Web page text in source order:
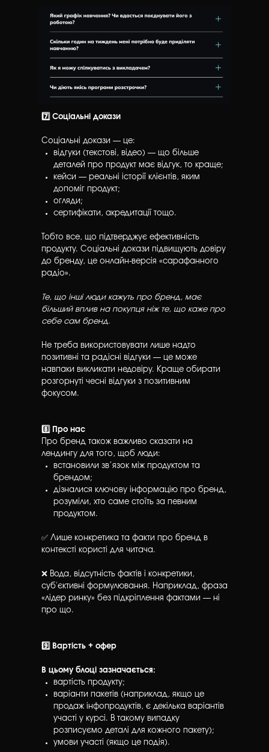
7️⃣ Соціальні докази
Соціальні докази — це:
відгуки (текстові, відео) — що більше
деталей про продукт має відгук, то краще;
кейси — реальні історії клієнтів, яким
допоміг продукт;
огляди;
сертифікати, акредитації тощо.
Тобто все, що підтверджує ефективність
продукту. Соціальні докази підвищують довіру
до бренду, це онлайн-версія «сарафанного
радіо».
Те, що інші люди кажуть про бренд, має
більший вплив на покупця ніж те, що каже про
себе сам бренд.
Не треба використовувати лише надто
позитивні та радісні відгуки — це може
навпаки викликати недовіру. Краще обирати
розгорнуті чесні відгуки з позитивним
фокусом.
8️⃣ Про нас
Про бренд також важливо сказати на
лендингу для того, щоб люди:
встановили зв’язок між продуктом та
брендом;
дізналися ключову інформацію про бренд,
розуміли, хто саме стоїть за певним
продуктом.
✅ Лише конкретика та факти про бренд в
контексті користі для читача.
❌ Вода, відсутність фактів і конкретики,
суб'єктивні формулювання. Наприклад, фраза
«лідер ринку» без підкріплення фактами — ні
про що.
9️⃣ Вартість + офер
В цьому блоці зазначається:
вартість продукту;
варіанти пакетів (наприклад, якщо це
продаж інфопродуктів, є декілька варіантів
участі у курсі. В такому випадку
розписуємо деталі для кожного пакету);
умови участі (якщо це подія).